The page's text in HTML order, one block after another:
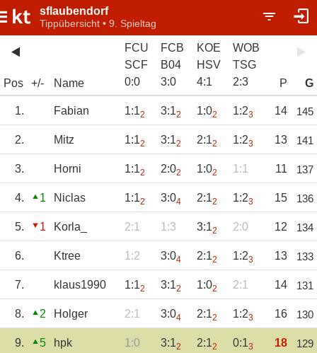
sflaubendorf
Tippübersicht • 9. Spieltag
Pos +/- Name
FCU
SCF
0:0
FCB
B04
3:0
KOE
HSV
4:1
WOB
TSG
2:3 P G
1. Fabian 1:12 3:12 1:02 1:23 14 145
2. Mitz 1:12 3:12 2:12 1:23 13 141
3. Horni 1:12 2:02 1:02 1:1 11 137
4. 1 Niclas 1:12 3:04 2:12 1:23 15 136
5. 1 Korla_ 2:1 1:3 3:12 2:0 12 134
6. Ktree 1:2 3:04 2:12 1:23 13 133
7. klaus1990 1:12 3:12 1:02 2:1 14 131
8. 2 Holger 2:1 3:04 2:12 1:23 16 130
9. 5 hpk 1:0 3:12 2:12 0:13 18 129